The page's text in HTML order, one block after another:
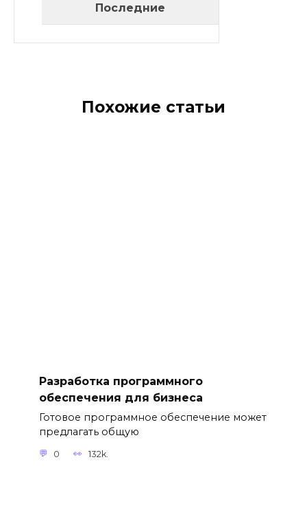
Последние
Похожие статьи
Разработка программного
обеспечения для бизнеса
Готовое программное обеспечение может
предлагать общую
0 132k.